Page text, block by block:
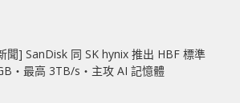
聞] SanDisk 同 SK hynix 推出 HBF 標準
最高 3TB/s‧主攻 AI 記憶體